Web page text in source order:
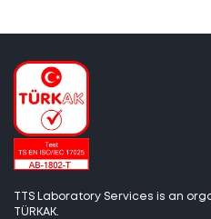
TTS Laboratory Services is an
TÜRKAK.